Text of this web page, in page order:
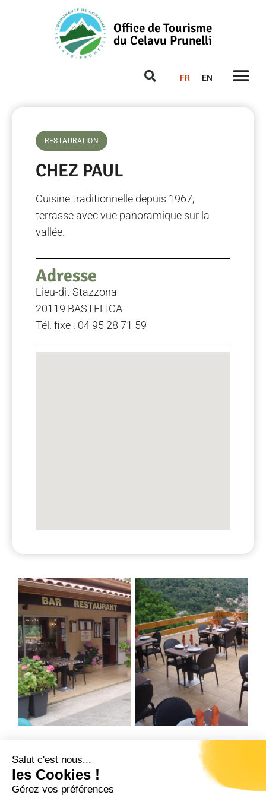
Salut c'est nous...
les Cookies !
Gérez vos préférences
Office de Tourisme
du Celavu Prunelli
FR EN
RESTAURATION
CHEZ PAUL
Cuisine traditionnelle depuis 1967,
terrasse avec vue panoramique sur la
vallée.
Adresse
Lieu-dit Stazzona
20119 BASTELICA
Tél. fixe : 04 95 28 71 59
Précédent
L’ANNEXE LA TABLE DE COCO